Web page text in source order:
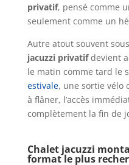
privatif, pensé comme
seulement comme un
Autre atout souvent
jacuzzi privatifdevient
le matin comme tard le
estivale, une sortie vélo
à flâner, l’accès
complètement la fin de
Chalet jacuzzi
format le plus